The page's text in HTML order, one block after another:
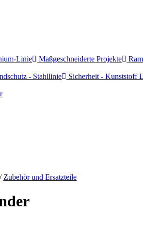
Linie Maßgeschneiderte Projekte
- Stahllinie Sicherheit - Kunststoff
/ Zubehör und Ersatzteile